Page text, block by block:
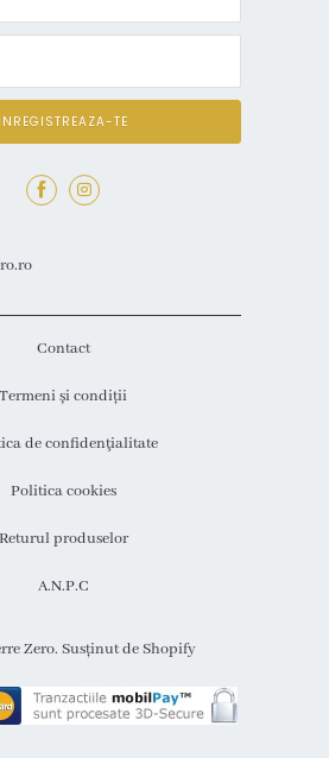
Contact
Termeni și condiții
de confidenţialitate
Politica cookies
Returul produselor
A.N.P.C
Zero. Susținut de Shopify